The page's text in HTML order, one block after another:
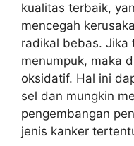
kualitas terbaik,
mencegah
radikal bebas. Jika
menumpuk, maka
oksidatif. Hal ini
sel dan mungkin
pengembangan
jenis kanker